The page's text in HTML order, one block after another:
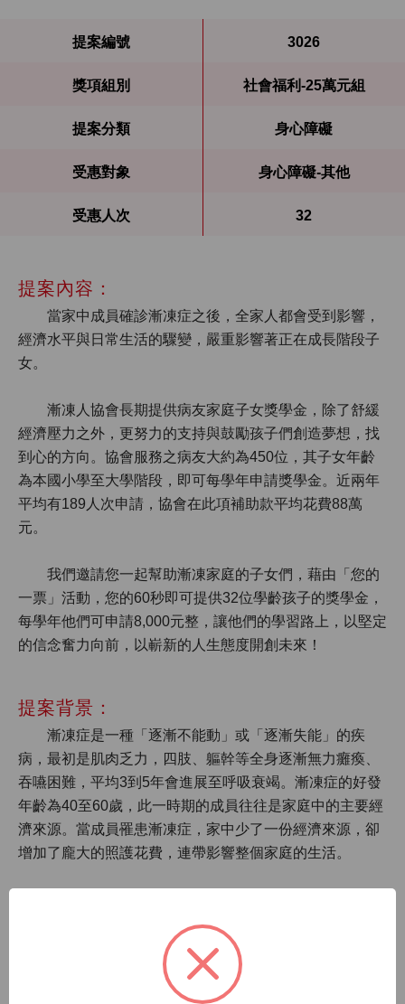
提案編號
3026
獎項組別
社會福利-25萬元組
提案分類
身心障礙
受惠對象
身心障礙-其他
受惠人次
32
提案內容：
當家中成員確診漸凍症之後，全家人都會受到影響，
經濟水平與日常生活的驟變，嚴重影響著正在成長階段子
女。
漸凍人協會長期提供病友家庭子女獎學金，除了舒緩
經濟壓力之外，更努力的支持與鼓勵孩子們創造夢想，找
到心的方向。協會服務之病友大約為450位，其子女年齡
為本國小學至大學階段，即可每學年申請獎學金。近兩年
平均有189人次申請，協會在此項補助款平均花費88萬
元。
我們邀請您一起幫助漸凍家庭的子女們，藉由「您的
一票」活動，您的60秒即可提供32位學齡孩子的獎學金，
每學年他們可申請8,000元整，讓他們的學習路上，以堅定
的信念奮力向前，以嶄新的人生態度開創未來！
提案背景：
漸凍症是一種「逐漸不能動」或「逐漸失能」的疾
病，最初是肌肉乏力，四肢、軀幹等全身逐漸無力癱瘓、
吞嚥困難，平均3到5年會進展至呼吸衰竭。漸凍症的好發
年齡為40至60歲，此一時期的成員往往是家庭中的主要經
濟來源。當成員罹患漸凍症，家中少了一份經濟來源，卻
增加了龐大的照護花費，連帶影響整個家庭的生活。
焦慮、憂鬱、退縮、抱怨等現象，病友家庭的兒少成員是
潛在受害者，需要更多的支持與協助。美國也提出病友家
庭兒少家庭成員可能也會分擔照顧工作，應適時輔導病友
家中年幼成員，以避免子女產生退縮的心理現象。英國提